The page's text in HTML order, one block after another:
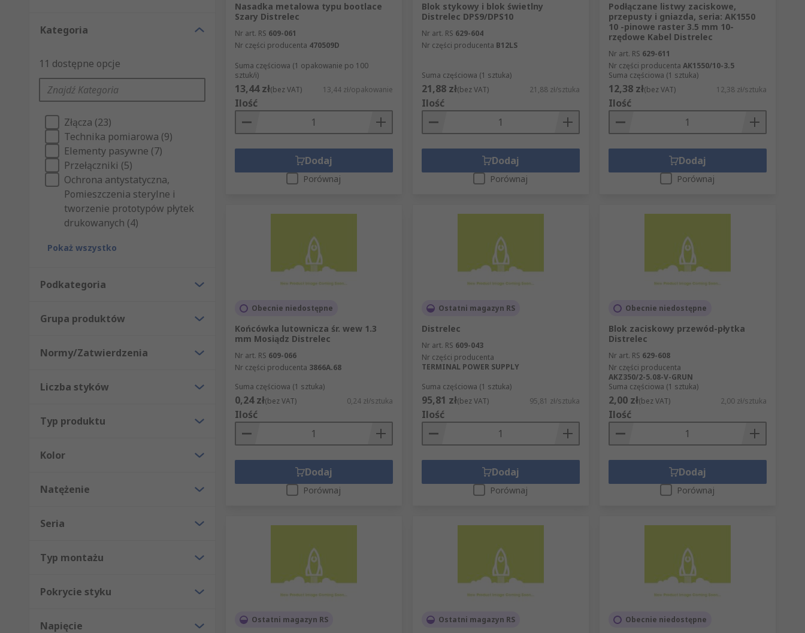
Kategoria
11 dostępne opcje
Złącza (23)
Technika pomiarowa (9)
Elementy pasywne (7)
Przełączniki (5)
Ochrona antystatyczna,
Pomieszczenia sterylne i
tworzenie prototypów płytek
drukowanych (4)
Pokaż wszystko
Podkategoria
Grupa produktów
Normy/Zatwierdzenia
Liczba styków
Typ produktu
Kolor
Natężenie
Seria
Typ montażu
Pokrycie styku
Napięcie
Nasadka metalowa typu bootlace
Szary Distrelec
Nr art. RS 609-061
Nr części producenta 470509D
Suma częściowa (1 opakowanie po 100
sztuk/i)
13,44 zł(bez VAT) 13,44 zł/opakowanie
Ilość
Dodaj
Porównaj
Blok stykowy i blok świetlny
Distrelec DPS9/DPS10
Nr art. RS 629-604
Nr części producenta B12LS
Suma częściowa (1 sztuka)
21,88 zł(bez VAT) 21,88 zł/sztuka
Ilość
Dodaj
Porównaj
Podłączane listwy zaciskowe,
przepusty i gniazda, seria: AK1550
10 -pinowe raster 3.5 mm 10-
rzędowe Kabel Distrelec
Nr art. RS 629-611
Nr części producenta AK1550/10-3.5
Suma częściowa (1 sztuka)
12,38 zł(bez VAT) 12,38 zł/sztuka
Ilość
Dodaj
Porównaj
Obecnie niedostępne
Końcówka lutownicza śr. wew 1.3
mm Mosiądz Distrelec
Nr art. RS 609-066
Nr części producenta 3866A.68
Suma częściowa (1 sztuka)
0,24 zł(bez VAT) 0,24 zł/sztuka
Ilość
Dodaj
Porównaj
Ostatni magazyn RS
Distrelec
Nr art. RS 609-043
Nr części producenta
TERMINAL POWER SUPPLY
Suma częściowa (1 sztuka)
95,81 zł(bez VAT) 95,81 zł/sztuka
Ilość
Dodaj
Porównaj
Obecnie niedostępne
Blok zaciskowy przewód-płytka
Distrelec
Nr art. RS 629-608
Nr części producenta
AKZ350/2-5.08-V-GRUN
Suma częściowa (1 sztuka)
2,00 zł(bez VAT) 2,00 zł/sztuka
Ilość
Dodaj
Porównaj
Ostatni magazyn RS Ostatni magazyn RS Obecnie niedostępne